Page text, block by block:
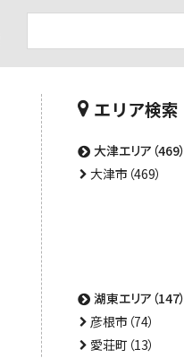
エリア検索
大津エリア（469）
大津市（469）
湖東エリア（147）
彦根市（74）
愛荘町（13）